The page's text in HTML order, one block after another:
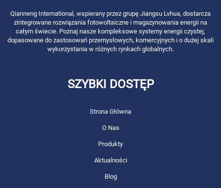
Qianneng International, wspierany przez grupę Jiangsu Lvhua, dostarcza
zintegrowane rozwiązania fotowoltaiczne i magazynowania energii na
całym świecie. Poznaj nasze kompleksowe systemy energii czystej,
dopasowane do zastosowań przemysłowych, komercyjnych i o dużej skali
wykorzystania w różnych rynkach globalnych.
SZYBKI DOSTĘP
Strona Główna
O Nas
Produkty
Aktualności
Blog